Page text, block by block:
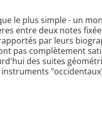
le plus simple - un
entre deux notes
par leurs
pas complètement
des suites